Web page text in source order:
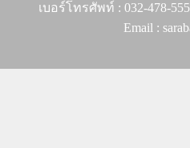
เบอร์โทรศัพท์ : 032-478-
Email :